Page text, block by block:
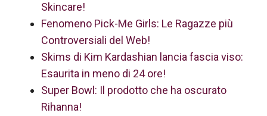
Skincare!
Fenomeno Pick-Me Girls: Le Ragazze più
Controversiali del Web!
Skims di Kim Kardashian lancia fascia viso:
Esaurita in meno di 24 ore!
Super Bowl: Il prodotto che ha oscurato
Rihanna!